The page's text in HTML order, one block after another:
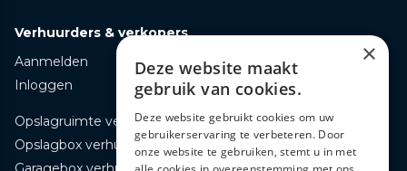
Verhuurders & verkopers
Aanmelden
Inloggen
Opslagruimte verhuren
Opslagbox verhuren
×
Deze website maakt
gebruik van cookies.
Deze website gebruikt cookies om uw
gebruikerservaring te verbeteren. Door
onze website te gebruiken, stemt u in met